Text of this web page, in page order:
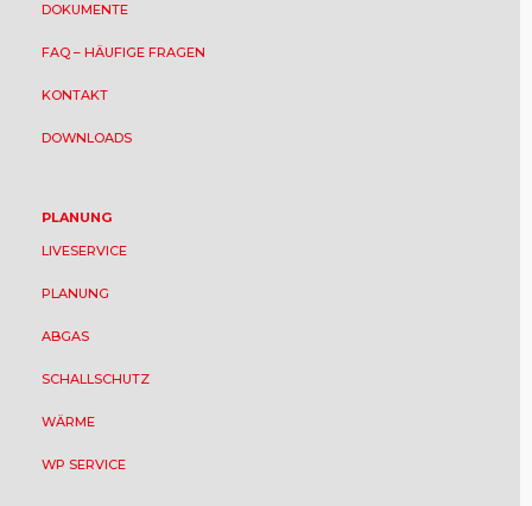
DOKUMENTE
FAQ – HÄUFIGE FRAGEN
KONTAKT
DOWNLOADS
PLANUNG
LIVESERVICE
PLANUNG
ABGAS
SCHALLSCHUTZ
WÄRME
WP SERVICE